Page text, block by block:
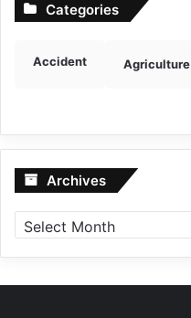
Categories
Accident Agriculture
Archives Archives